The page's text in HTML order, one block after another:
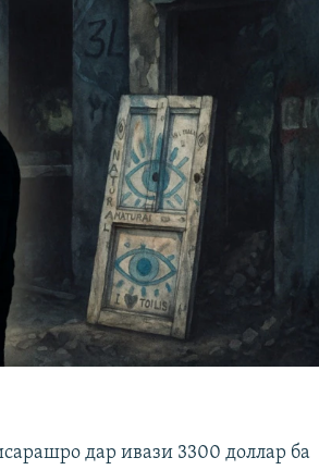
дар ивази 3300 доллар ба